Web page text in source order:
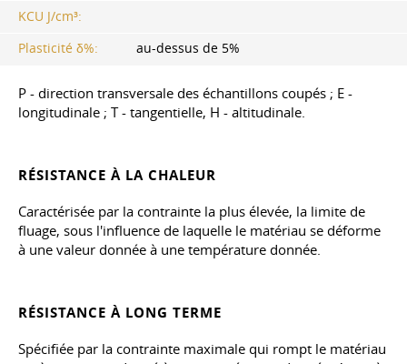
KCU J/cm³:
Plasticité δ%:
au-dessus de 5%
P - direction transversale des échantillons coupés ; E -
longitudinale ; T - tangentielle, H - altitudinale.
RÉSISTANCE À LA CHALEUR
Caractérisée par la contrainte la plus élevée, la limite de
fluage, sous l'influence de laquelle le matériau se déforme
à une valeur donnée à une température donnée.
RÉSISTANCE À LONG TERME
Spécifiée par la contrainte maximale qui rompt le matériau